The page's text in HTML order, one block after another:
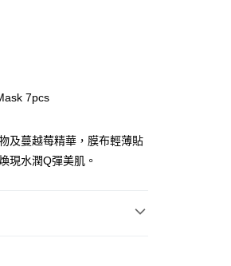
7pcs
及蔓越莓精華，膜布輕薄貼
現水潤Q彈美肌。